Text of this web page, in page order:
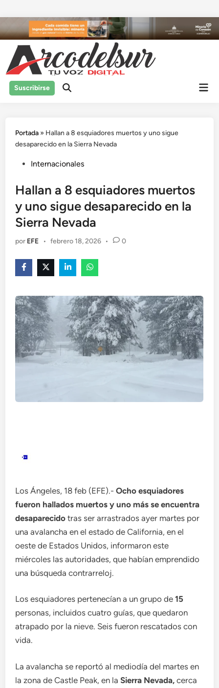
al
contenido
Suscribirse
Portada » Hallan a 8 esquiadores muertos y uno sigue
desaparecido en la Sierra Nevada
Publicado
Internacionales
Hallan a 8 esquiadores muertos
y uno sigue desaparecido en la
Sierra Nevada
por EFE • febrero 18, 2026 • 0
Los Ángeles, 18 feb (EFE).- Ocho esquiadores
fueron hallados muertos y uno más se encuentra
desaparecido tras ser arrastrados ayer martes por
una avalancha en el estado de California, en el
oeste de Estados Unidos, informaron este
miércoles las autoridades, que habían emprendido
una búsqueda contrarreloj.
Los esquiadores pertenecían a un grupo de15
personas, incluidos cuatro guías, que quedaron
atrapado por la nieve. Seis fueron rescatados con
vida.
La avalancha se reportó al mediodía del martes en
la zona de Castle Peak, en laSierra Nevada, cerca